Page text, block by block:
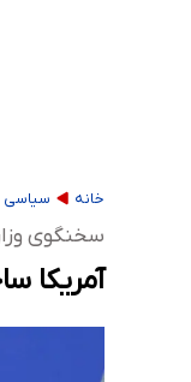
خانه سیاسی
سخنگوی
آمریکا